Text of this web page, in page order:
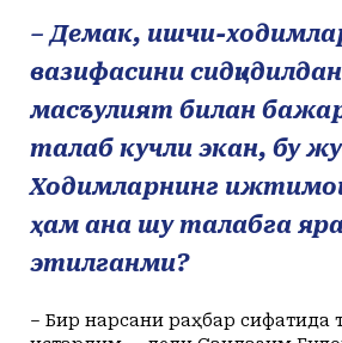
– Демак, ишчи-
вазифасини
масъулият билан
талаб кучли экан, бу
Ходимларнинг
ҳам ана шу талабга
этилганми?
– Бир нарсани раҳбар сифатида